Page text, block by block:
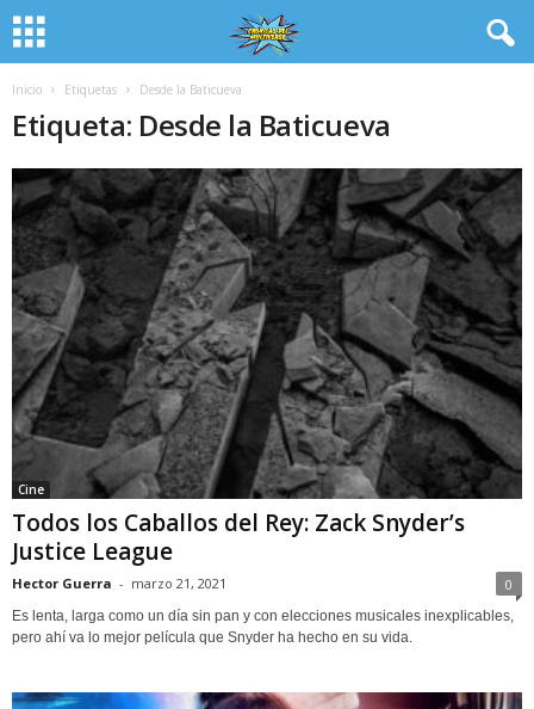
Inicio Etiquetas Desde la Baticueva
Etiqueta: Desde la Baticueva
Cine
Todos los Caballos del Rey: Zack Snyder’s
Justice League
Hector Guerra - marzo 21, 2021 0
Es lenta, larga como un día sin pan y con elecciones musicales inexplicables,
pero ahí va lo mejor película que Snyder ha hecho en su vida.